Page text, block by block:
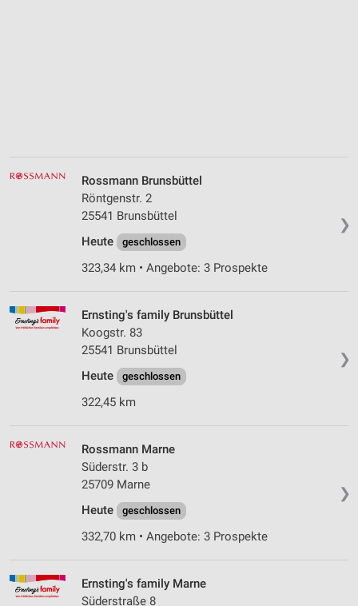
❯
Rossmann Brunsbüttel
Röntgenstr. 2
25541 Brunsbüttel
Heute
geschlossen
323,34 km • Angebote: 3 Prospekte
❯
Ernsting's family Brunsbüttel
Koogstr. 83
25541 Brunsbüttel
Heute
geschlossen
322,45 km
❯
Rossmann Marne
Süderstr. 3 b
25709 Marne
Heute
geschlossen
332,70 km • Angebote: 3 Prospekte
Ernsting's family Marne
Süderstraße 8